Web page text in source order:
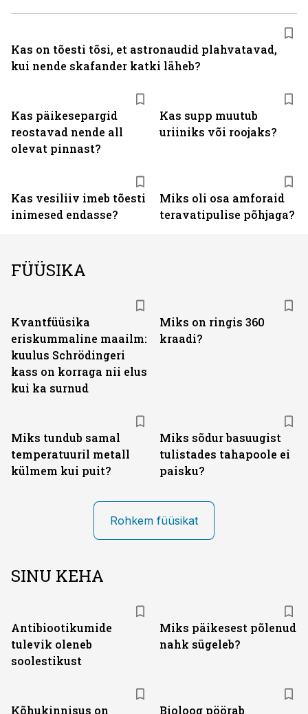
Kas päikesepargid
reostavad nende all
olevat pinnast?
Kas supp muutub
uriiniks või roojaks?
Kas vesiliiv imeb tõesti
inimesed endasse?
Miks oli osa amforaid
teravatipulise põhjaga?
Kas on tõesti tõsi, et astronaudid plahvatavad,
kui nende skafander katki läheb?
FÜÜSIKA
Kvantfüüsika
eriskummaline maailm:
kuulus Schrödingeri
kass on korraga nii elus
kui ka surnud
Miks on ringis 360
kraadi?
Miks tundub samal
temperatuuril metall
külmem kui puit?
Miks sõdur basuugist
tulistades tahapoole ei
paisku?
Rohkem füüsikat
SINU KEHA
Antibiootikumide
tulevik oleneb
soolestikust
Miks päikesest põlenud
nahk sügeleb?
Kõhukinnisus on Bioloog pöörab